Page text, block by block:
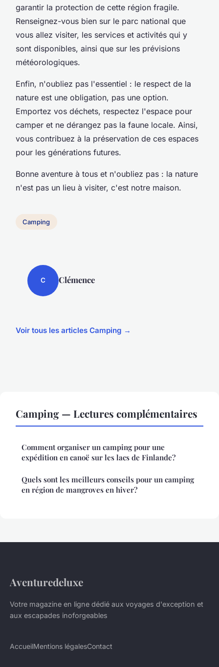
garantir la protection de cette région fragile.
Renseignez-vous bien sur le parc national que
vous allez visiter, les services et activités qui y
sont disponibles, ainsi que sur les prévisions
météorologiques.
Enfin, n'oubliez pas l'essentiel : le respect de la
nature est une obligation, pas une option.
Emportez vos déchets, respectez l'espace pour
camper et ne dérangez pas la faune locale. Ainsi,
vous contribuez à la préservation de ces espaces
pour les générations futures.
Bonne aventure à tous et n'oubliez pas : la nature
n'est pas un lieu à visiter, c'est notre maison.
Camping
C Clémence
Voir tous les articles Camping →
Camping — Lectures complémentaires
Comment organiser un camping pour une
expédition en canoë sur les lacs de Finlande?
Quels sont les meilleurs conseils pour un camping
en région de mangroves en hiver?
Aventuredeluxe
Votre magazine en ligne dédié aux voyages d'exception et
aux escapades inoforgeables
AccueilMentions légalesContact